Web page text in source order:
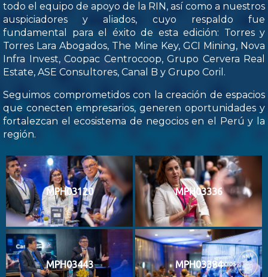
todo el equipo de apoyo de la RIN, así como a nuestros
auspiciadores y aliados, cuyo respaldo fue
fundamental para el éxito de esta edición: Torres y
Torres Lara Abogados, The Mine Key, GCI Mining, Nova
Infra Invest, Coopac Centrocoop, Grupo Cervera Real
Estate, ASE Consultores, Canal B y Grupo Coril.
Seguimos comprometidos con la creación de espacios
que conecten empresarios, generen oportunidades y
fortalezcan el ecosistema de negocios en el Perú y la
región.
MPH03120 MPH03336
MPH03443 MPH03384